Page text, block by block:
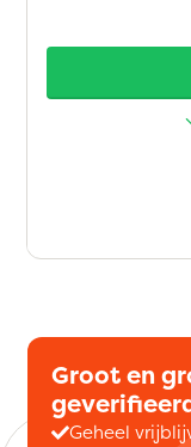
Groot en
Geheel